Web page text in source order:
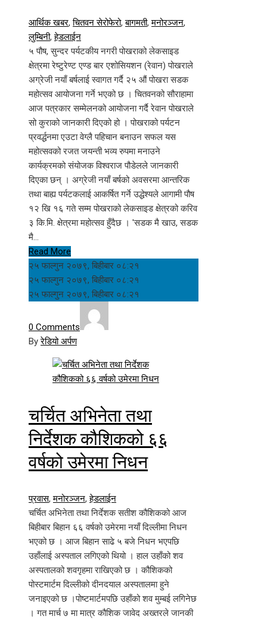
आर्थिक खबर,चितवन सेरोफेरो,बागमती,मनोरञ्जन,
लुम्बिनी,हेडलाईन
५ पौष, सुन्दर पर्यटकीय नगरी पोखराको लेकसाइड
क्षेत्रमा रेष्टुरेण्ट एण्ड बार एशोसियशन (रेवान) पोखराले
अग्रेजी नयाँ बर्षलाई स्वागत गर्दै २५ औं पोखरा सडक
महोत्सव आयोजना गर्ने भएको छ । चितवनको सौराहामा
आज पत्रकार सम्मेलनको आयोजना गर्दै रेवान पोखराले
सो कुराको जानकारी दिएको हो । पोखराको पर्यटन
प्रवर्द्धनमा एउटा वेग्लै पहिचान बनाउन सफल यस
महोत्सवको रजत जयन्ती भव्य रुपमा मनाउने
कार्यक्रमको संयोजक विश्वराज पौडेलले जानकारी
दिएका छन् । अग्रेजी नयाँ बर्षको अवसरमा आन्तरिक
तथा बाह्य पर्यटकलाई आकर्षित गर्ने उद्धेश्यले आगामी पौष
१२ खि १६ गते सम्म पोखराको लेकसाइड क्षेत्रको करिव
३ कि.मि. क्षेत्रमा महोत्सव हुँदैछ । 'सडक मै खाउ, सडक
मै…
Read More
२५ फाल्गुन २०७९, बिहीबार ०८:२१
२५ फाल्गुन २०७९, बिहीबार ०८:२१
२५ फाल्गुन २०७९, बिहीबार ०८:२१
0 Comments
Byरेडियो अर्पण
चर्चित अभिनेता तथा
निर्देशक कौशिकको ६६
वर्षको उमेरमा निधन
प्रवास,मनोरञ्जन,हेडलाईन
चर्चित अभिनेता तथा निर्देशक सतीश कौशिकको आज
बिहीबार बिहान ६६ वर्षको उमेरमा नयाँ दिल्लीमा निधन
भएको छ । आज बिहान साढे ५ बजे निधन भएपछि
उहाँलाई अस्पताल लगिएको थियो । हाल उहाँको शव
अस्पतालको शवगृहमा राखिएको छ । कौशिकको
पोस्टमार्टम दिल्लीको दीनदयाल अस्पतालमा हुने
जनाइएको छ ।पोष्टमार्टमपछि उहाँको शव मुम्बई लगिनेछ
। गत मार्च ७ मा मात्र कौशिक जावेद अख्तरले जानकी